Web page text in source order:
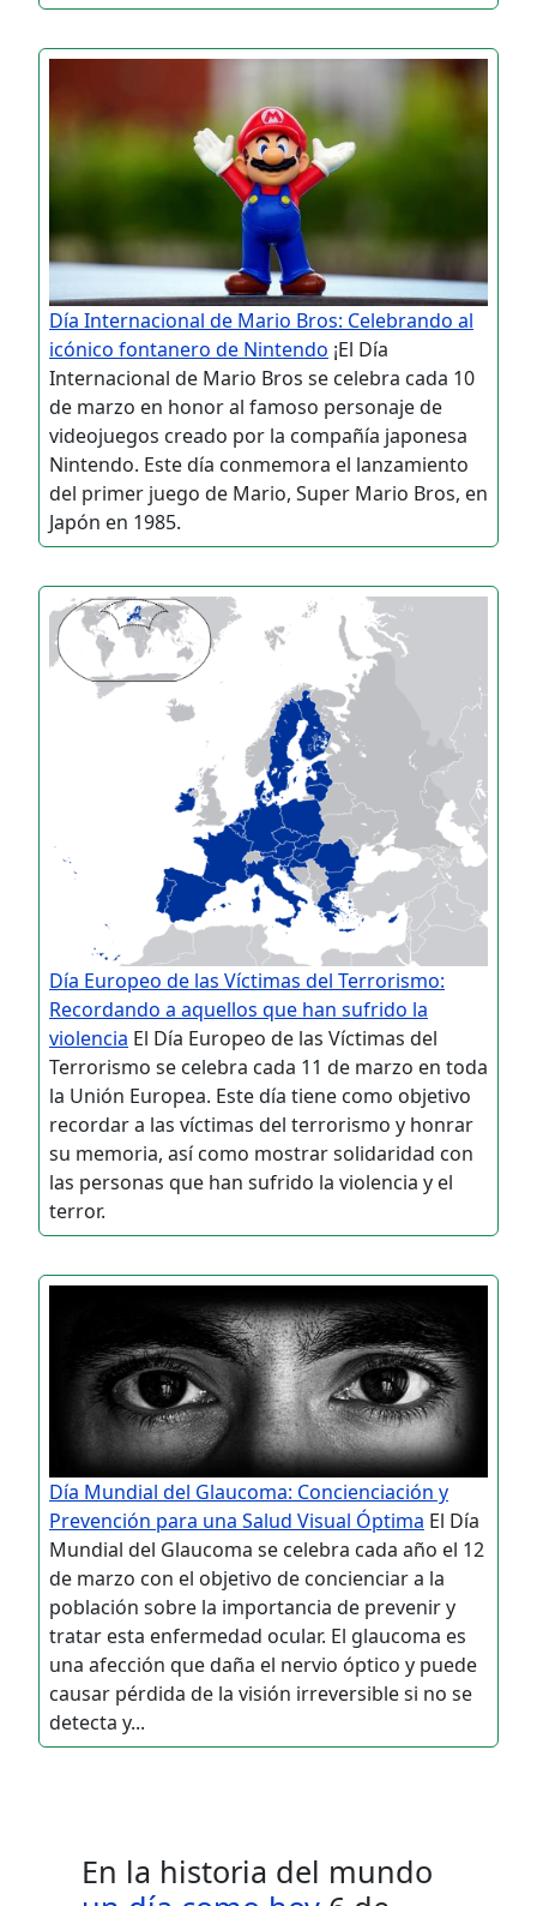
Día Internacional de Mario Bros: Celebrando al
icónico fontanero de Nintendo ¡El Día
Internacional de Mario Bros se celebra cada 10
de marzo en honor al famoso personaje de
videojuegos creado por la compañía japonesa
Nintendo. Este día conmemora el lanzamiento
del primer juego de Mario, Super Mario Bros, en
Japón en 1985.
Día Europeo de las Víctimas del Terrorismo:
Recordando a aquellos que han sufrido la
violencia El Día Europeo de las Víctimas del
Terrorismo se celebra cada 11 de marzo en toda
la Unión Europea. Este día tiene como objetivo
recordar a las víctimas del terrorismo y honrar
su memoria, así como mostrar solidaridad con
las personas que han sufrido la violencia y el
terror.
Día Mundial del Glaucoma: Concienciación y
Prevención para una Salud Visual Óptima El Día
Mundial del Glaucoma se celebra cada año el 12
de marzo con el objetivo de concienciar a la
población sobre la importancia de prevenir y
tratar esta enfermedad ocular. El glaucoma es
una afección que daña el nervio óptico y puede
causar pérdida de la visión irreversible si no se
detecta y...
En la historia del mundo